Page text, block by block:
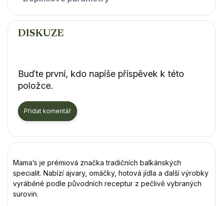
DISKUZE
Buďte první, kdo napíše příspěvek k této
položce.
Přidat komentář
Mama’s je prémiová značka tradičních balkánských
specialit. Nabízí ajvary, omáčky, hotová jídla a další výrobky
vyráběné podle původních receptur z pečlivě vybraných
surovin.